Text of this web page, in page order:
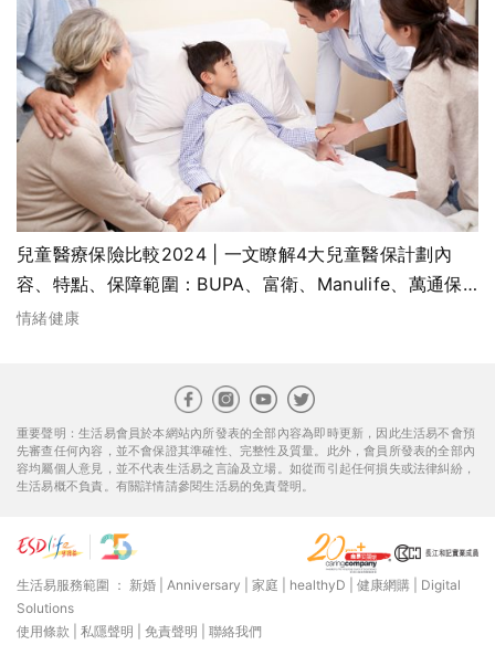
兒童醫療保險比較2024 | 一文瞭解4大兒童醫保計劃內
容、特點、保障範圍：BUPA、富衛、Manulife、萬通保
險YF Life
情緒健康
重要聲明：生活易會員於本網站內所發表的全部內容為即時更新，因此生活易不會預
先審查任何內容，並不會保證其準確性、完整性及質量。此外，會員所發表的全部內
容均屬個人意見，並不代表生活易之言論及立場。如從而引起任何損失或法律糾紛，
生活易概不負責。有關詳情請參閱生活易的免責聲明。
生活易服務範圍 ： 新婚 Anniversary 家庭 healthyD 健康網購
Digital
Solutions
使用條款
私隱聲明 免責聲明 聯絡我們